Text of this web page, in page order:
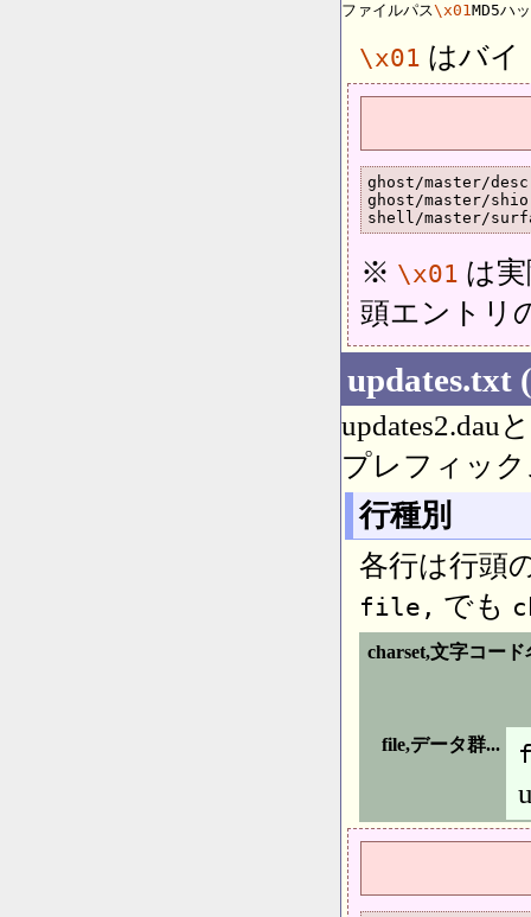
ファイルパス\x01MD5ハ
\x01 はバイ
ghost/master/
ghost/master/
shell/master/
※ \x01 は
頭エントリ
updates.txt
updates2.dau
プレフィッ
行種別
各行は行頭
file, でも
charset,文字コード
file,データ群...